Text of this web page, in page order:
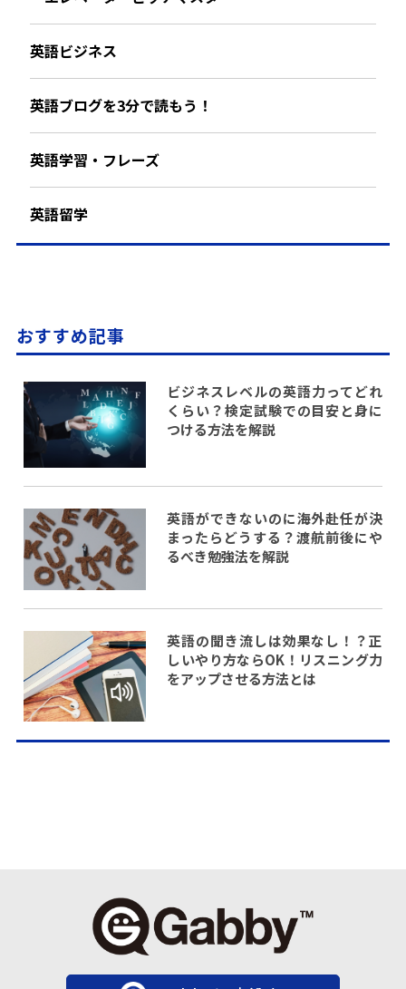
英語ビジネス
英語ブログを3分で読もう！
英語学習・フレーズ
英語留学
おすすめ記事
ビジネスレベルの英語力ってどれ
くらい？検定試験での目安と身に
つける方法を解説
英語ができないのに海外赴任が決
まったらどうする？渡航前後にや
るべき勉強法を解説
英語の聞き流しは効果なし！？正
しいやり方ならOK！リスニング力
をアップさせる方法とは